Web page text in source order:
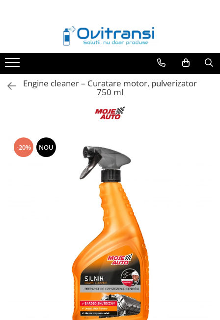
Toate Produsele
Adezivi si etasanti
Adezivi anaerobi
Adezivi rapizi
Benzi adezive
Lubrifianti
Curatare si degresare
Mentenanta si reparatii
Cosmetice intretinere auto
Engine cleaner – Curatare motor, pulverizator
750 ml
-20% NOU